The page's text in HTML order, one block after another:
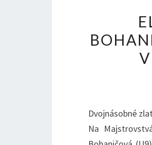
Dvojnásobné
Na